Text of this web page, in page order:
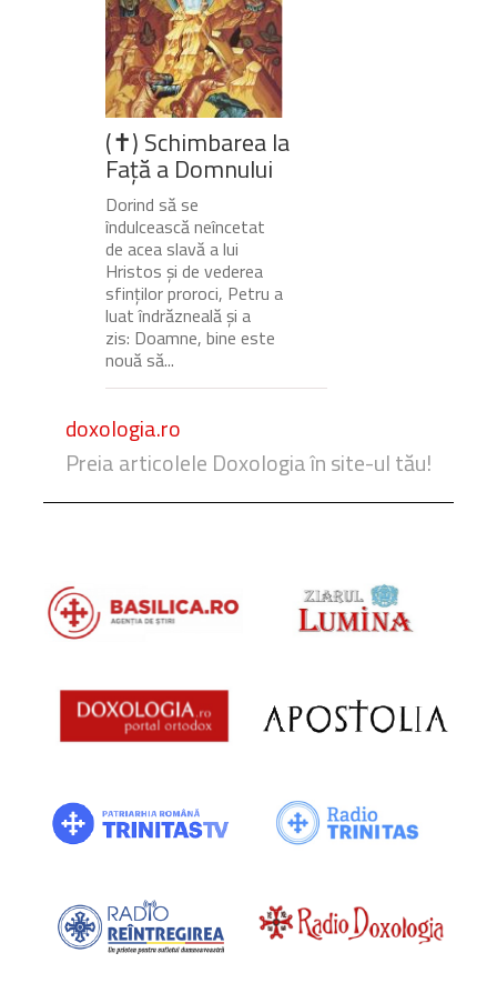
(✝) Schimbarea la
Față a Domnului
Dorind să se
îndulcească neîncetat
de acea slavă a lui
Hristos și de vederea
sfinților proroci, Petru a
luat îndrăzneală și a
zis: Doamne, bine este
nouă să...
doxologia.ro
Preia articolele Doxologia în site-ul tău!